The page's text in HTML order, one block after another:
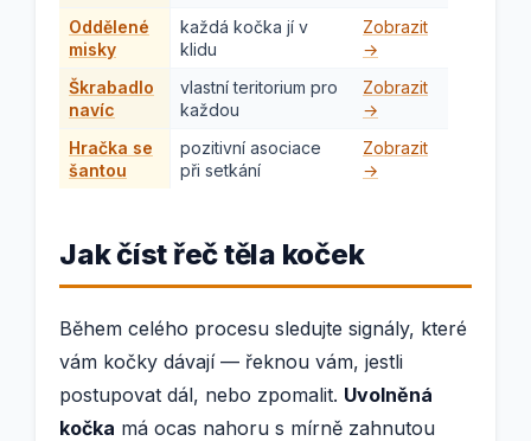
Oddělené
misky
každá kočka jí v
klidu
Zobrazit
→
Škrabadlo
navíc
vlastní teritorium pro
každou
Zobrazit
→
Hračka se
šantou
pozitivní asociace
při setkání
Zobrazit
→
Jak číst řeč těla koček
Během celého procesu sledujte signály, které
vám kočky dávají — řeknou vám, jestli
postupovat dál, nebo zpomalit. Uvolněná
kočka má ocas nahoru s mírně zahnutou